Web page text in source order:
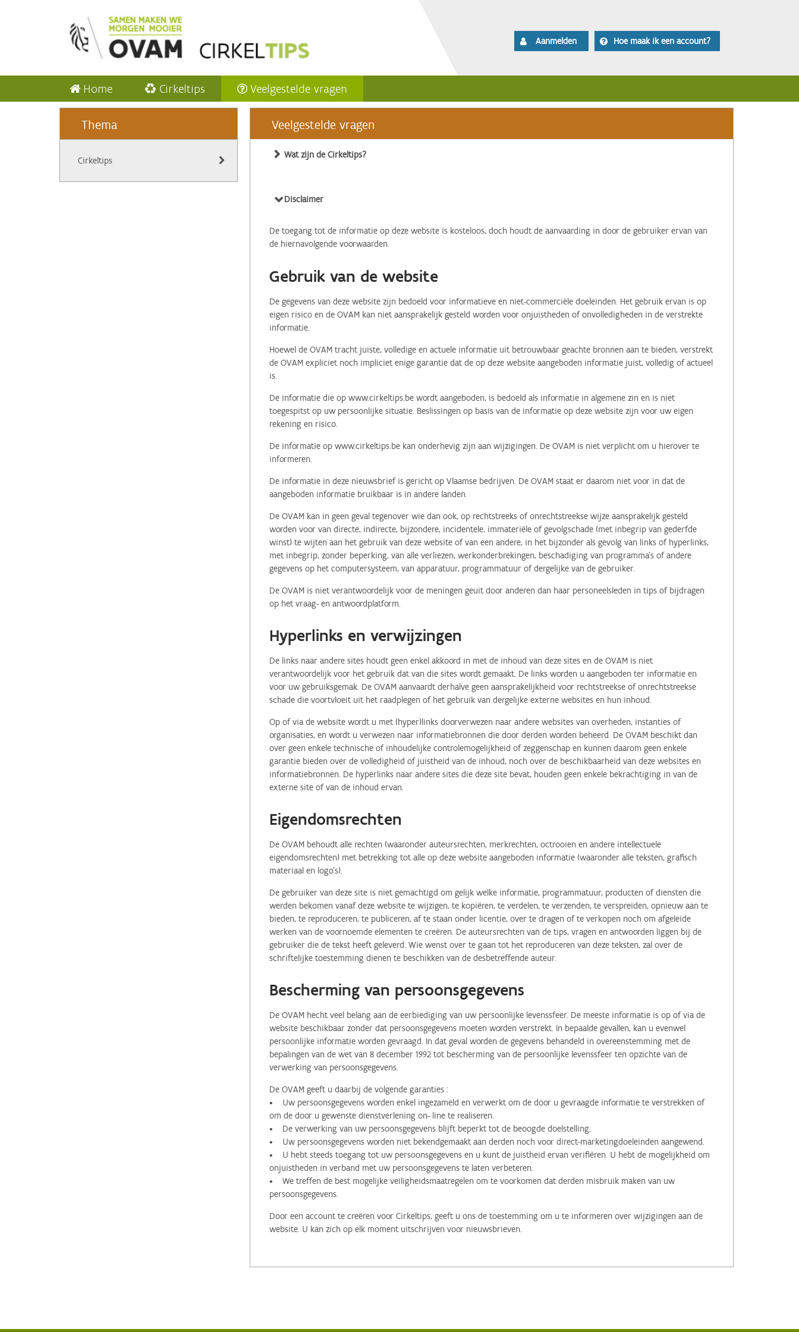
Aanmelden Hoe maak ik een account?
Home Cirkeltips Veelgestelde vragen
Thema
Cirkeltips
Veelgestelde vragen
Wat zijn de Cirkeltips?
Disclaimer
De toegang tot de informatie op deze website is kosteloos, doch houdt de aanvaarding in door de gebruiker ervan van
de hiernavolgende voorwaarden.
Gebruik van de website
De gegevens van deze website zijn bedoeld voor informatieve en niet-commerciële doeleinden. Het gebruik ervan is op
eigen risico en de OVAM kan niet aansprakelijk gesteld worden voor onjuistheden of onvolledigheden in de verstrekte
informatie.
Hoewel de OVAM tracht juiste, volledige en actuele informatie uit betrouwbaar geachte bronnen aan te bieden, verstrekt
de OVAM expliciet noch impliciet enige garantie dat de op deze website aangeboden informatie juist, volledig of actueel
is.
De informatie die op www.cirkeltips.be wordt aangeboden, is bedoeld als informatie in algemene zin en is niet
toegespitst op uw persoonlijke situatie. Beslissingen op basis van de informatie op deze website zijn voor uw eigen
rekening en risico.
De informatie op www.cirkeltips.be kan onderhevig zijn aan wijzigingen. De OVAM is niet verplicht om u hierover te
informeren.
De informatie in deze nieuwsbrief is gericht op Vlaamse bedrijven. De OVAM staat er daarom niet voor in dat de
aangeboden informatie bruikbaar is in andere landen.
De OVAM kan in geen geval tegenover wie dan ook, op rechtstreeks of onrechtstreekse wijze aansprakelijk gesteld
worden voor van directe, indirecte, bijzondere, incidentele, immateriële of gevolgschade (met inbegrip van gederfde
winst) te wijten aan het gebruik van deze website of van een andere, in het bijzonder als gevolg van links of hyperlinks,
met inbegrip, zonder beperking, van alle verliezen, werkonderbrekingen, beschadiging van programma's of andere
gegevens op het computersysteem, van apparatuur, programmatuur of dergelijke van de gebruiker.
De OVAM is niet verantwoordelijk voor de meningen geuit door anderen dan haar personeelsleden in tips of bijdragen
op het vraag- en antwoordplatform.
Hyperlinks en verwijzingen
De links naar andere sites houdt geen enkel akkoord in met de inhoud van deze sites en de OVAM is niet
verantwoordelijk voor het gebruik dat van die sites wordt gemaakt. De links worden u aangeboden ter informatie en
voor uw gebruiksgemak. De OVAM aanvaardt derhalve geen aansprakelijkheid voor rechtstreekse of onrechtstreekse
schade die voortvloeit uit het raadplegen of het gebruik van dergelijke externe websites en hun inhoud.
Op of via de website wordt u met (hyper)links doorverwezen naar andere websites van overheden, instanties of
organisaties, en wordt u verwezen naar informatiebronnen die door derden worden beheerd. De OVAM beschikt dan
over geen enkele technische of inhoudelijke controlemogelijkheid of zeggenschap en kunnen daarom geen enkele
garantie bieden over de volledigheid of juistheid van de inhoud, noch over de beschikbaarheid van deze websites en
informatiebronnen. De hyperlinks naar andere sites die deze site bevat, houden geen enkele bekrachtiging in van de
externe site of van de inhoud ervan.
Eigendomsrechten
De OVAM behoudt alle rechten (waaronder auteursrechten, merkrechten, octrooien en andere intellectuele
eigendomsrechten) met betrekking tot alle op deze website aangeboden informatie (waaronder alle teksten, grafisch
materiaal en logo's).
De gebruiker van deze site is niet gemachtigd om gelijk welke informatie, programmatuur, producten of diensten die
werden bekomen vanaf deze website te wijzigen, te kopiëren, te verdelen, te verzenden, te verspreiden, opnieuw aan te
bieden, te reproduceren, te publiceren, af te staan onder licentie, over te dragen of te verkopen noch om afgeleide
werken van de voornoemde elementen te creëren. De auteursrechten van de tips, vragen en antwoorden liggen bij de
gebruiker die de tekst heeft geleverd. Wie wenst over te gaan tot het reproduceren van deze teksten, zal over de
schriftelijke toestemming dienen te beschikken van de desbetreffende auteur.
Bescherming van persoonsgegevens
De OVAM hecht veel belang aan de eerbiediging van uw persoonlijke levenssfeer. De meeste informatie is op of via de
website beschikbaar zonder dat persoonsgegevens moeten worden verstrekt. In bepaalde gevallen, kan u evenwel
persoonlijke informatie worden gevraagd. In dat geval worden de gegevens behandeld in overeenstemming met de
bepalingen van de wet van 8 december 1992 tot bescherming van de persoonlijke levenssfeer ten opzichte van de
verwerking van persoonsgegevens.
De OVAM geeft u daarbij de volgende garanties :
• Uw persoonsgegevens worden enkel ingezameld en verwerkt om de door u gevraagde informatie te verstrekken of
om de door u gewenste dienstverlening on- line te realiseren.
• De verwerking van uw persoonsgegevens blijft beperkt tot de beoogde doelstelling.
• Uw persoonsgegevens worden niet bekendgemaakt aan derden noch voor direct-marketingdoeleinden aangewend.
• U hebt steeds toegang tot uw persoonsgegevens en u kunt de juistheid ervan verifiëren. U hebt de mogelijkheid om
onjuistheden in verband met uw persoonsgegevens te laten verbeteren.
• We treffen de best mogelijke veiligheidsmaatregelen om te voorkomen dat derden misbruik maken van uw
persoonsgegevens.
Door een account te creëren voor Cirkeltips, geeft u ons de toestemming om u te informeren over wijzigingen aan de
website. U kan zich op elk moment uitschrijven voor nieuwsbrieven.